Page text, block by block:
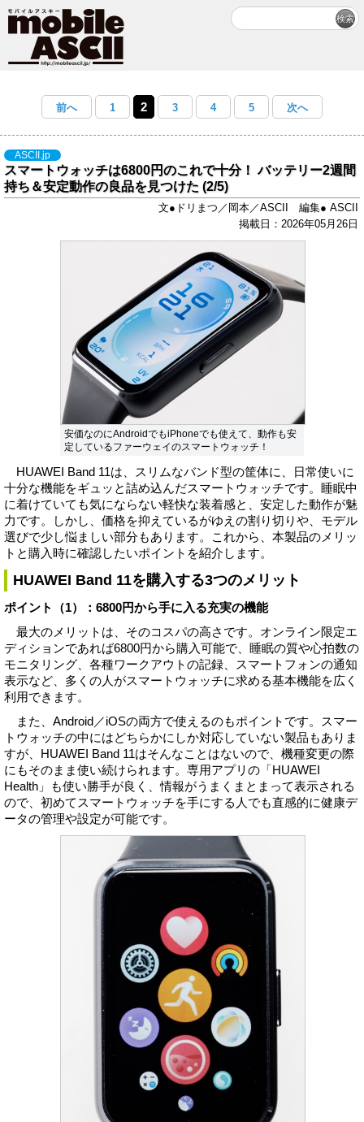
前へ 1 2 3 4 5 次へ
ASCII.jp
スマートウォッチは6800円のこれで十分！ バッテリー2週間
持ち＆安定動作の良品を見つけた (2/5)
文●ドリまつ／岡本／ASCII 編集● ASCII
掲載日：2026年05月26日
安価なのにAndroidでもiPhoneでも使えて、動作も安
定しているファーウェイのスマートウォッチ！
HUAWEI Band 11は、スリムなバンド型の筐体に、日常使いに
十分な機能をギュッと詰め込んだスマートウォッチです。睡眠中
に着けていても気にならない軽快な装着感と、安定した動作が魅
力です。しかし、価格を抑えているがゆえの割り切りや、モデル
選びで少し悩ましい部分もあります。これから、本製品のメリッ
トと購入時に確認したいポイントを紹介します。
HUAWEI Band 11を購入する3つのメリット
ポイント（1）：6800円から手に入る充実の機能
最大のメリットは、そのコスパの高さです。オンライン限定エ
ディションであれば6800円から購入可能で、睡眠の質や心拍数の
モニタリング、各種ワークアウトの記録、スマートフォンの通知
表示など、多くの人がスマートウォッチに求める基本機能を広く
利用できます。
また、Android／iOSの両方で使えるのもポイントです。スマー
トウォッチの中にはどちらかにしか対応していない製品もありま
すが、HUAWEI Band 11はそんなことはないので、機種変更の際
にもそのまま使い続けられます。専用アプリの「HUAWEI
Health」も使い勝手が良く、情報がうまくまとまって表示される
ので、初めてスマートウォッチを手にする人でも直感的に健康デ
ータの管理や設定が可能です。